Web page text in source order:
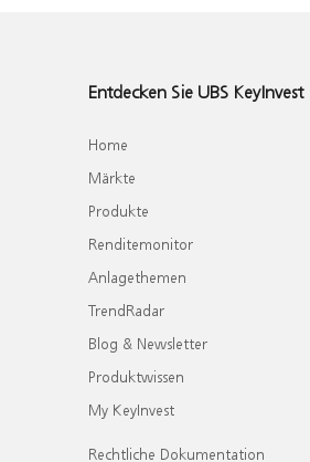
Entdecken Sie UBS KeyInvest
Home
Märkte
Produkte
Renditemonitor
Anlagethemen
TrendRadar
Blog & Newsletter
Produktwissen
My KeyInvest
Rechtliche Dokumentation